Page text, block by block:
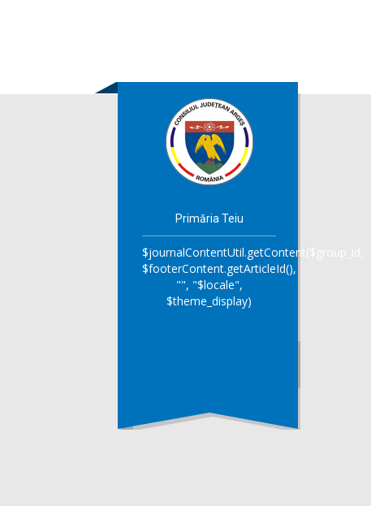
Primăria Teiu
$journalContentUtil.getContent($group_id,
$footerContent.getArticleId(),
"", "$locale",
$theme_display)